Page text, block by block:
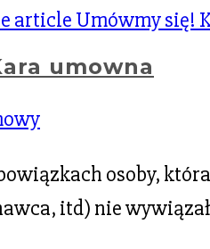
umowna
osoby,
itd) nie